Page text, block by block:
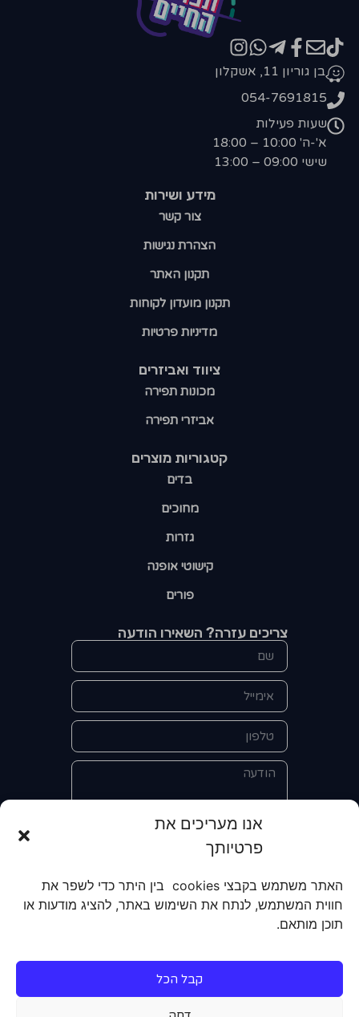
אנו מעריכים את
פרטיותך
האתר משתמש בקבצי cookies בין היתר כדי לשפר את
חווית המשתמש, לנתח את השימוש באתר, להציג מודעות או
תוכן מותאם.
קבל הכל
קטגוריות מוצרים​
בדים
מחוכים
גזרות
קישוטי אופנה
פורים
ציווד ואביזרים
מכונות תפירה
אביזרי תפירה
מידע ושירות
צור קשר
הצהרת נגישות
תקנון האתר
תקנון מועדון לקוחות
מדיניות פרטיות
בן גוריון 11, אשקלון
054-7691815
שעות פעילות
א'-ה' 10:00 – 18:00
שישי 09:00 – 13:00
צריכים עזרה? השאירו הודעה
אני מאשר/ת את מסירת הפרטים
קבלת מידע על מוצרים, שירותים, מועדון
לקוחות. אני מודע/ת שאוכל לבטל את
הרישום שלי בכל עת ושעל מסירת הפרטים